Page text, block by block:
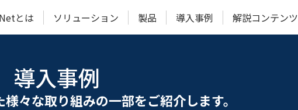
とは
“何が”すごいのか？
ソリューション
IoTビジネス共創
開発サービス
製品
傾斜監視システム
導入事例 解説コンテンツ
SONAS IoT/DX Lab
導入事例
々な取り組みの一部をご紹介します。